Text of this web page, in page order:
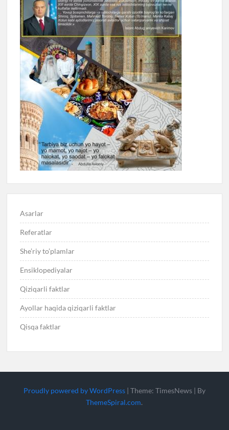
Asarlar
Referatlar
She’riy to’plamlar
Ensiklopediyalar
Qiziqarli faktlar
Ayollar haqida qiziqarli faktlar
Qisqa faktlar
Proudly powered by WordPress | Theme: TimesNews | By
ThemeSpiral.com.